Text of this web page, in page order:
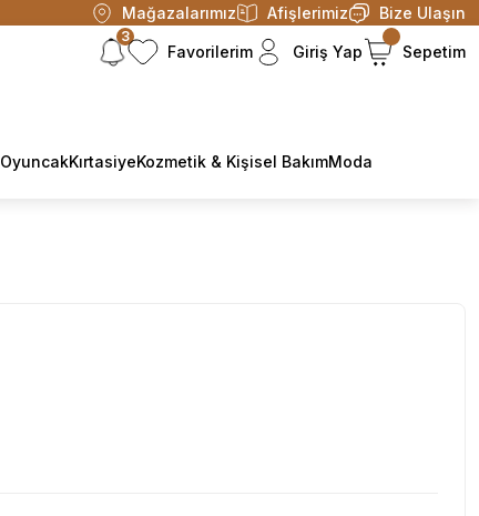
Mağazalarımız Afişlerimiz Bize Ulaşın
3
Favorilerim Giriş Yap Sepetim
OyuncakKırtasiyeKozmetik & Kişisel BakımModa